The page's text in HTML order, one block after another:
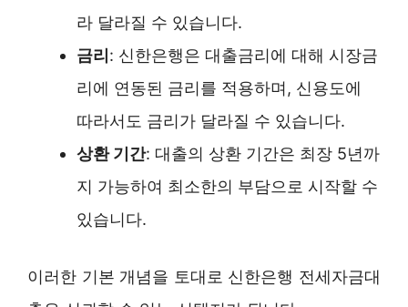
라 달라질 수 있습니다.
금리: 신한은행은 대출금리에 대해 시장금
리에 연동된 금리를 적용하며, 신용도에
따라서도 금리가 달라질 수 있습니다.
상환 기간: 대출의 상환 기간은 최장 5년까
지 가능하여 최소한의 부담으로 시작할 수
있습니다.
이러한 기본 개념을 토대로 신한은행 전세자금대